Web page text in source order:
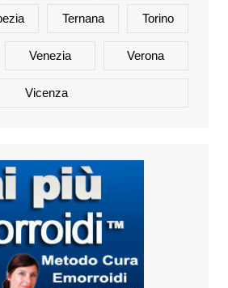
Ternana Torino
Venezia Verona
Vicenza